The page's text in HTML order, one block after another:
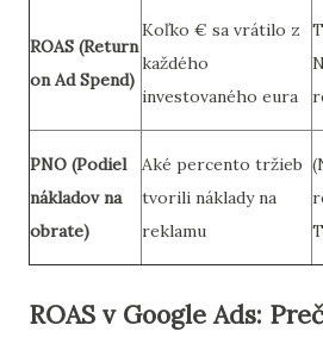
ROAS (Return
on Ad Spend)
Koľko € sa vrátilo z
každého
investovaného eura
PNO (Podiel
nákladov na
obrate)
Aké percento tržieb
tvorili náklady na
reklamu
ROAS v Google Ads: